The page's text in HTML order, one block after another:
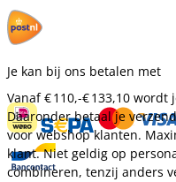
Je kan bij ons betalen met
Vanaf€ 110,-€ 133,10 wordt
Daaronder betaal je
voor webshop klanten.
klant. Niet geldig op
combineren, tenzij anders